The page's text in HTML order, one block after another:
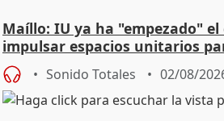
Maíllo: IU ya ha "empezado"
impulsar espacios unitarios
Sonido Totales 02/08/